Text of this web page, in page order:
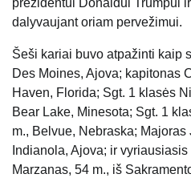
prezidentui Donaldui Trumpui
dalyvaujant oriam pervežimui.
Šeši kariai buvo atpažinti kaip
Des Moines, Ajova; kapitonas
Haven, Florida; Sgt. 1 klasės
Bear Lake, Minesota; Sgt. 1
m., Belvue, Nebraska;
Indianola, Ajova; ir
Marzanas, 54 m., iš